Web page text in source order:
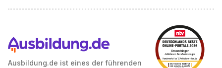
Ausbildung.de ist eines der führenden